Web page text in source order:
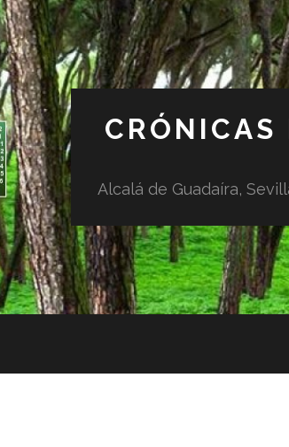
CRÓNICAS
Alcalá de Guadaíra,